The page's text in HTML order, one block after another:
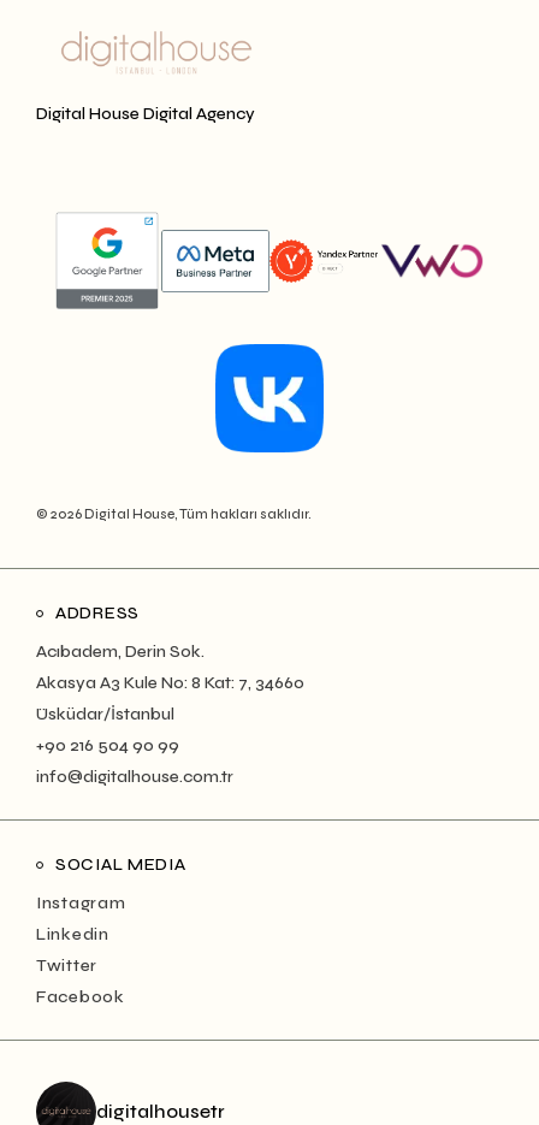
Digital House Digital Agency
© 2026 Digital House, Tüm hakları saklıdır.
ADDRESS
Acıbadem, Derin Sok.
Akasya A3 Kule No: 8 Kat: 7, 34660
Üsküdar/İstanbul
+90 216 504 90 99
info@digitalhouse.com.tr
SOCIAL MEDIA
Instagram
Linkedin
Twitter
Facebook
digitalhousetr